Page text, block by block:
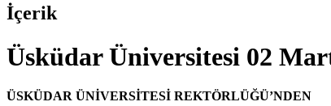
İçerik
Üsküdar Üniversitesi 02
ÜSKÜDAR ÜNİVERSİTESİ REKTÖRLÜĞÜ’NDEN